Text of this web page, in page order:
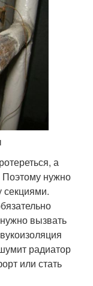
а
Поэтому нужно
секциями.
вызвать
радиатор
или стать